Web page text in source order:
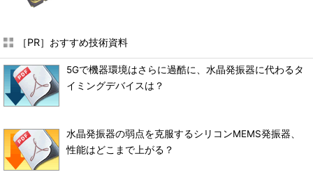
［PR］おすすめ技術資料
5Gで機器環境はさらに過酷に、水晶発振器に代わるタ
イミングデバイスは？
水晶発振器の弱点を克服するシリコンMEMS発振器、
性能はどこまで上がる？